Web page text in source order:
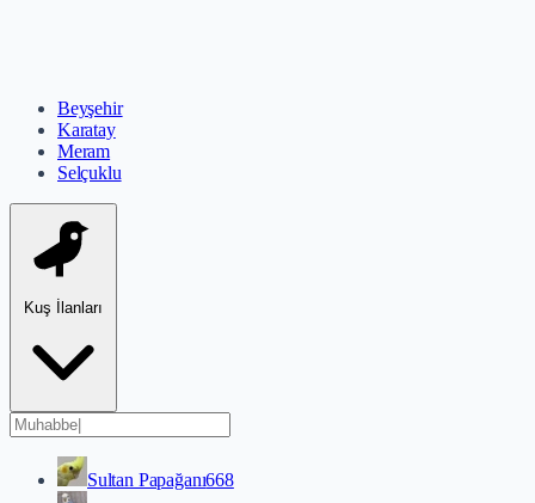
Beyşehir
Karatay
Meram
Selçuklu
Kuş İlanları
Sultan Papağanı668